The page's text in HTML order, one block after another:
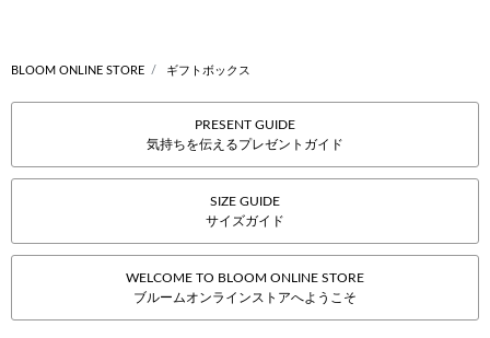
BLOOM ONLINE STORE ギフトボックス
PRESENT GUIDE
気持ちを伝えるプレゼントガイド
SIZE GUIDE
サイズガイド
WELCOME TO BLOOM ONLINE STORE
ブルームオンラインストアへようこそ